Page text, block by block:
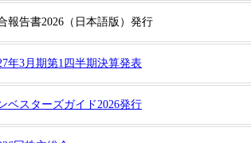
報告書2026（日本語版）発行
年3月期第1四半期決算発表
ベスターズガイド2026発行